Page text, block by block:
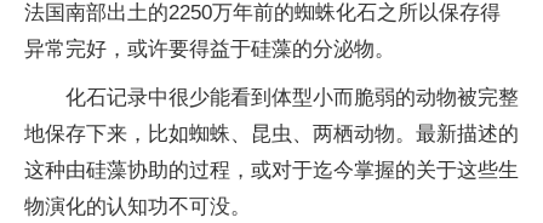
法国南部出土的2250万年前的蜘蛛化石之所以保存得
异常完好，或许要得益于硅藻的分泌物。
化石记录中很少能看到体型小而脆弱的动物被完整
地保存下来，比如蜘蛛、昆虫、两栖动物。最新描述的
这种由硅藻协助的过程，或对于迄今掌握的关于这些生
物演化的认知功不可没。